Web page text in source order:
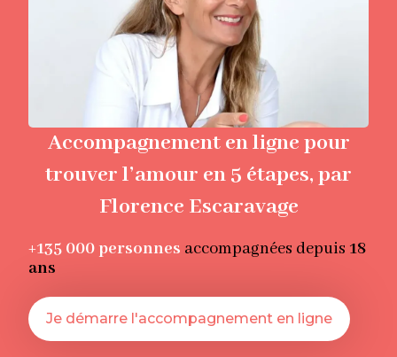
Accompagnement en ligne pour
trouver l’amour en 5 étapes, par
Florence Escaravage
+135 000 personnes accompagnées depuis 18
ans
Je démarre l'accompagnement en ligne